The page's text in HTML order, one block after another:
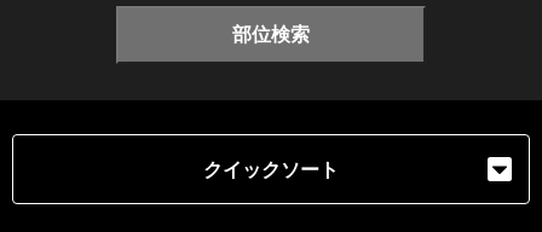
部位検索
クイックソート